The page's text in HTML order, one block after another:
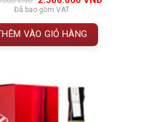
đánh giágốc
là:
2.700.000 VNĐ.
Đã bao gồm VAT
VÀO GIỎ HÀNG